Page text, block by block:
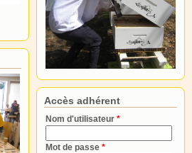
Accès adhérent
Nom d'utilisateur *
Mot de passe *